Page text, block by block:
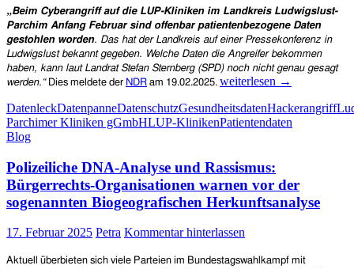
„Beim Cyberangriff auf die LUP-Kliniken im Landkreis Ludwigslust-
Parchim Anfang Februar sind offenbar patientenbezogene Daten
gestohlen worden. Das hat der Landkreis auf einer Pressekonferenz in
Ludwigslust bekannt gegeben. Welche Daten die Angreifer bekommen
haben, kann laut Landrat Stefan Sternberg (SPD) noch nicht genau gesagt
werden.“ Dies meldete der NDR am 19.02.2025. Nach
auf
Kliniken
Vorpommern:
Offenbar
Patientendaten
gestohlen
weiterlesen →
DatenleckDatenpanneDatenschutzGesundheitsdatenHackerangriff
Parchimer Kliniken gGmbHLUP-KlinikenPatientendaten
Blog
Polizeiliche DNA-Analyse und Rassismus:
Bürgerrechts-Organisationen warnen vor der
sogenannten Biogeografischen Herkunftsanalyse
17. Februar 2025 Petra Kommentar hinterlassen
Aktuell überbieten sich viele Parteien im Bundestagswahlkampf mit